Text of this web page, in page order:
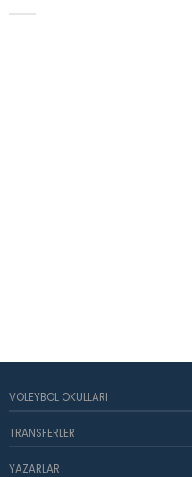
VOLEYBOL OKULLARI
TRANSFERLER
YAZARLAR